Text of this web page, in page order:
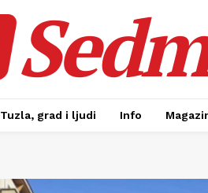
Tuzla, grad i ljudi Info